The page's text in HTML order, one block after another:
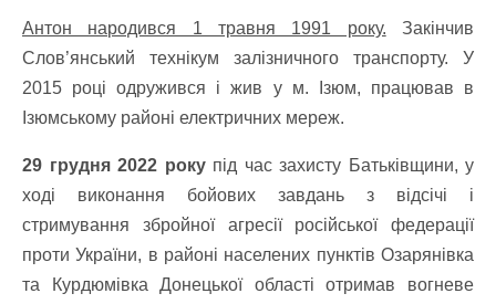
Антон народився 1 травня 1991 року. Закінчив
Слов’янський технікум залізничного транспорту. У
2015 році одружився і жив у м. Ізюм, працював в
Ізюмському районі електричних мереж.
29 грудня 2022 рокупід час захисту Батьківщини, у
ході виконання бойових завдань з відсічі і
стримування збройної агресії російської федерації
проти України, в районі населених пунктів Озарянівка
та Курдюмівка Донецької області отримав вогневе